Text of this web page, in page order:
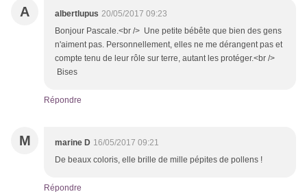
A albertlupus 20/05/2017 09:23
Bonjour Pascale.<br /> Une petite bébête que bien des gens
n'aiment pas. Personnellement, elles ne me dérangent pas et
compte tenu de leur rôle sur terre, autant les protéger.<br />
Bises
Répondre
M marine D 16/05/2017 09:21
De beaux coloris, elle brille de mille pépites de pollens !
Répondre